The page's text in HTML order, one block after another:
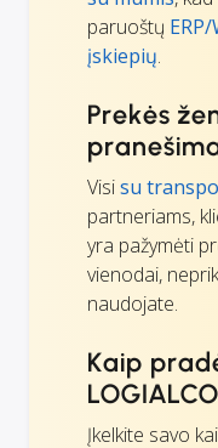
paruoštų
įskiepių.
Prekės
Visisu
partneriams,
yra pažymėti
vienodai,
naudojate.
Kaip
Įkelkite savo